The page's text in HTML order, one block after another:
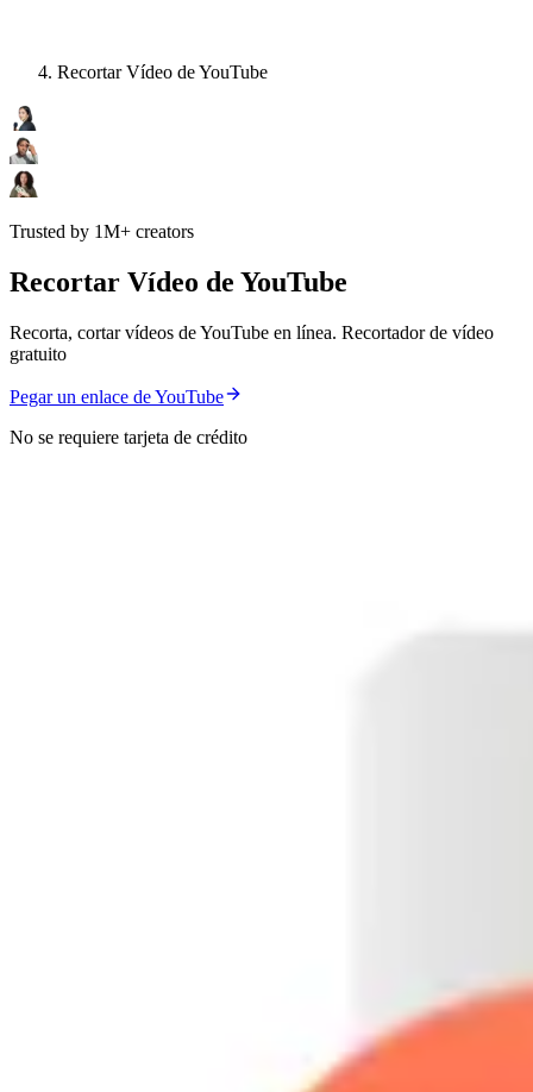
Recortar Vídeo de YouTube
Trusted by 1M+ creators
Recortar Vídeo de YouTube
Recorta, cortar vídeos de YouTube en línea. Recortador de vídeo
gratuito
Pegar un enlace de YouTube
No se requiere tarjeta de crédito